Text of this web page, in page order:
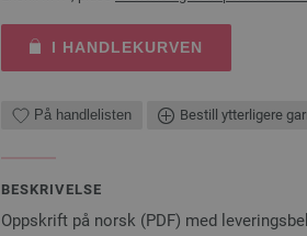
I HANDLEKURVEN
På handlelisten Bestill ytterligere
BESKRIVELSE
Oppskrift på norsk (PDF) med